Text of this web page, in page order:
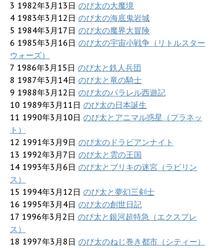
3 1982年3月13日 のび太の大魔境
4 1983年3月12日 のび太の海底鬼岩城
5 1984年3月17日 のび太の魔界大冒険
6 1985年3月16日 のび太の宇宙小戦争（リトルスター
ウォーズ）
7 1986年3月15日 のび太と鉄人兵団
8 1987年3月14日 のび太と竜の騎士
9 1988年3月12日 のび太のパラレル西遊記
10 1989年3月11日 のび太の日本誕生
11 1990年3月10日 のび太とアニマル惑星（プラネッ
ト）
12 1991年3月9日 のび太のドラビアンナイト
13 1992年3月7日 のび太と雲の王国
14 1993年3月6日 のび太とブリキの迷宮（ラビリン
ス）
15 1994年3月12日 のび太と夢幻三剣士
16 1995年3月4日 のび太の創世日記
17 1996年3月2日 のび太と銀河超特急（エクスプレ
ス）
18 1997年3月8日 のび太のねじ巻き都市（シティー）